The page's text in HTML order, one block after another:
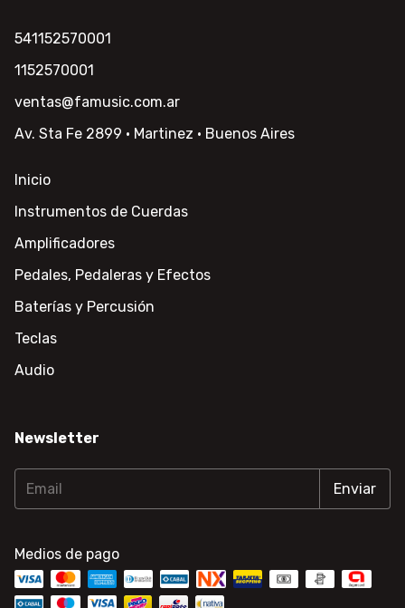
541152570001
1152570001
ventas@famusic.com.ar
Av. Sta Fe 2899 · Martinez · Buenos Aires
Inicio
Instrumentos de Cuerdas
Amplificadores
Pedales, Pedaleras y Efectos
Baterías y Percusión
Teclas
Audio
Newsletter
Medios de pago